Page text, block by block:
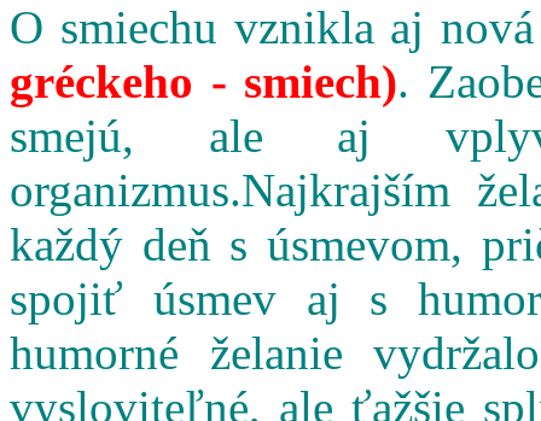
O smiechu vznikla aj
gréckeho - smiech).
smejú, ale aj
organizmus.Najkrajším
každý deň s úsmevom,
spojiť úsmev aj s
humorné želanie
vysloviteľné, ale ťažšie